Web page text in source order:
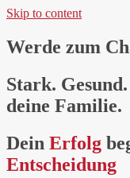
Skip to content
Werde zum
Stark.
deine Familie.
Dein Erfolg
Entscheidung